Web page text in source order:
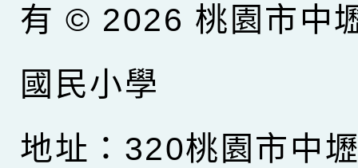
有 © 2026 桃園市中
國民小學
地址：320桃園市中